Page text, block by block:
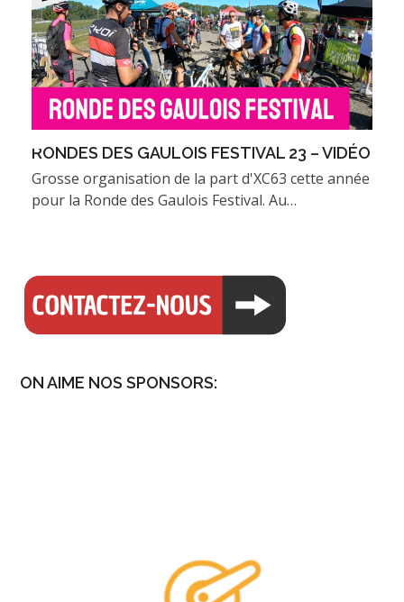
RONDES DES GAULOIS FESTIVAL 23 – VIDÉO
Grosse organisation de la part d'XC63 cette année
pour la Ronde des Gaulois Festival. Au…
ON AIME NOS SPONSORS: